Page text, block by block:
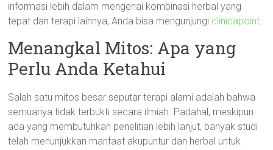
informasi lebih dalam mengenai kombinasi herbal yang
tepat dan terapi lainnya, Anda bisa mengunjungi clinicapoint.
Menangkal Mitos: Apa yang
Perlu Anda Ketahui
Salah satu mitos besar seputar terapi alami adalah bahwa
semuanya tidak terbukti secara ilmiah. Padahal, meskipun
ada yang membutuhkan penelitian lebih lanjut, banyak studi
telah menunjukkan manfaat akupuntur dan herbal untuk